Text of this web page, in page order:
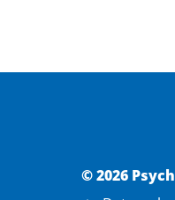
© 2026